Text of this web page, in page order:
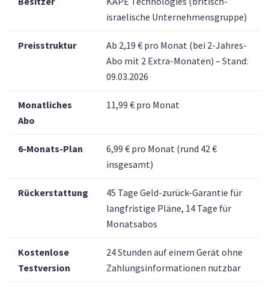
israelische Unternehmensgruppe)
Preisstruktur
Ab 2,19 € pro Monat (bei 2-Jahres-
Abo mit 2 Extra-Monaten) – Stand:
09.03.2026
Monatliches
Abo
11,99 € pro Monat
6-Monats-Plan
6,99 € pro Monat (rund 42 €
insgesamt)
Rückerstattung
45 Tage Geld-zurück-Garantie für
langfristige Pläne, 14 Tage für
Monatsabos
Kostenlose
Testversion
24 Stunden auf einem Gerät ohne
Zahlungsinformationen nutzbar